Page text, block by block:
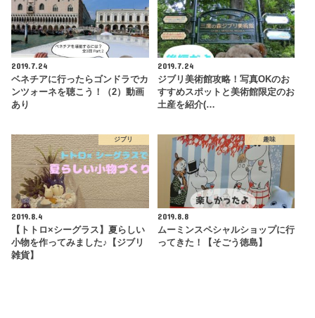
2019.7.24
ベネチアに行ったらゴンドラでカ
ンツォーネを聴こう！（2）動画
あり
2019.7.24
ジブリ美術館攻略！写真OKのお
すすめスポットと美術館限定のお
土産を紹介(…
ジブリ
2019.8.4
【トトロ×シーグラス】夏らしい
小物を作ってみました♪【ジブリ
雑貨】
趣味
2019.8.8
ムーミンスペシャルショップに行
ってきた！【そごう徳島】